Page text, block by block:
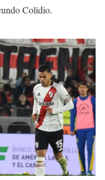
Colidio.